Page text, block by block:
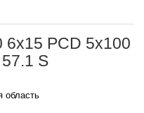
6x15 PCD 5x100
S
область